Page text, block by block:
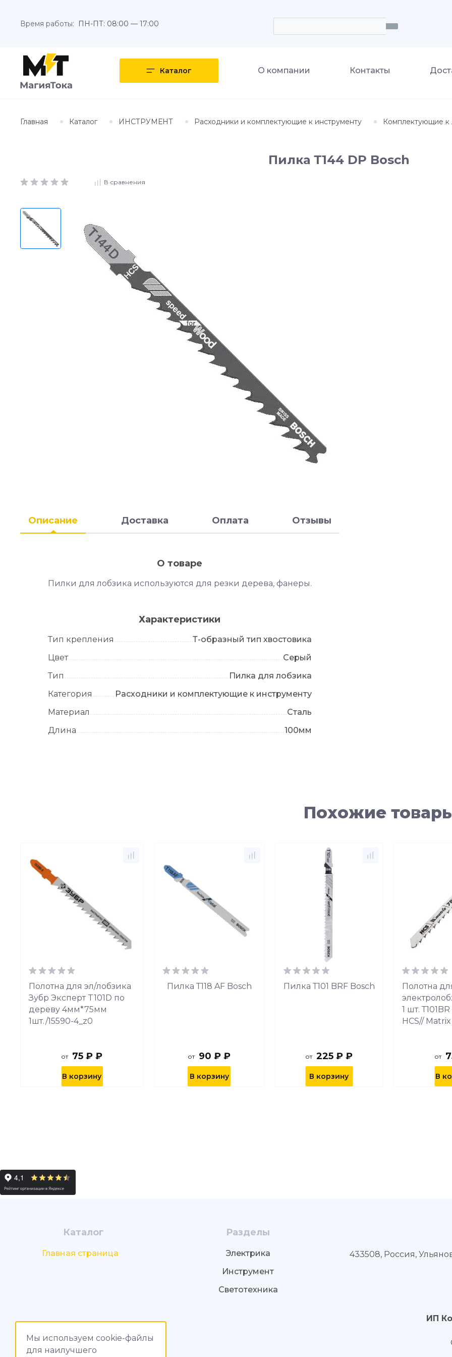
Время работы: ПН-ПТ: 08:00 — 17:00
Каталог О компании Контакты
Главная Каталог ИНСТРУМЕНТ Расходники и комплектующие к инструменту Комплектующие к
Мы используем cookie-файлы
для наилучшего
Пилка Т144 DP Bosch
В сравнения
Описание Доставка Оплата Отзывы
О товаре
Пилки для лобзика используются для резки дерева, фанеры.
Характеристики
Тип крепления
Т-образный тип хвостовика
Цвет
Серый
Тип
Пилка для лобзика
Категория
Расходники и комплектующие к инструменту
Материал
Сталь
Длина
100мм
Похожие
Полотна для эл/лобзика
Зубр Эксперт T101D по
дереву 4мм*75мм
1шт./15590-4_z0
от 75 ₽ ₽
В корзину
Пилка Т118 AF Bosch
от 90 ₽ ₽
В корзину
Пилка Т101 BRF Bosch
от 225 ₽ ₽
В корзину
Полотна
1 шт.
HCS//
от
В
Каталог
Главная страница
Разделы
Электрика
Инструмент
Светотехника
433508, Россия,
ИП